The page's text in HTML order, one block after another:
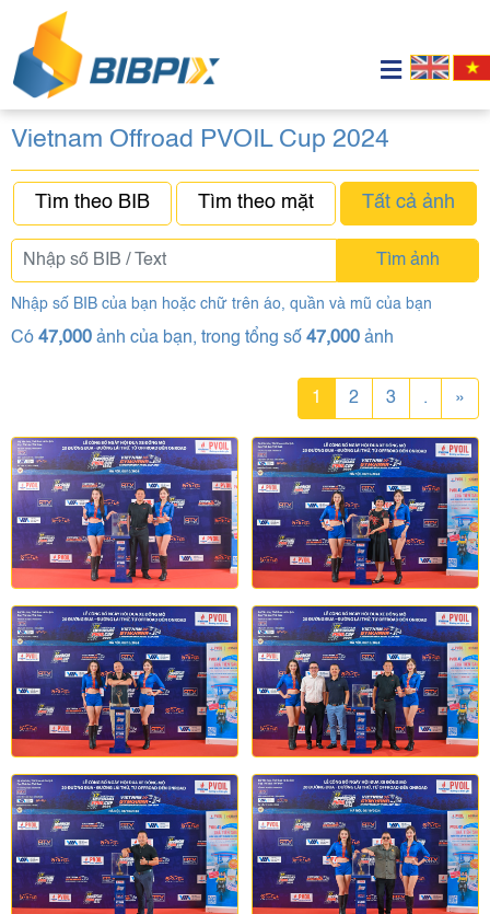
Vietnam Offroad PVOIL Cup 2024
Tìm theo BIB Tìm theo mặt Tất cả ảnh
Tìm ảnh
Nhập số BIB của bạn hoặc chữ trên áo, quần và mũ của bạn
Có 47,000 ảnh của bạn, trong tổng số 47,000 ảnh
1 2 3 . »